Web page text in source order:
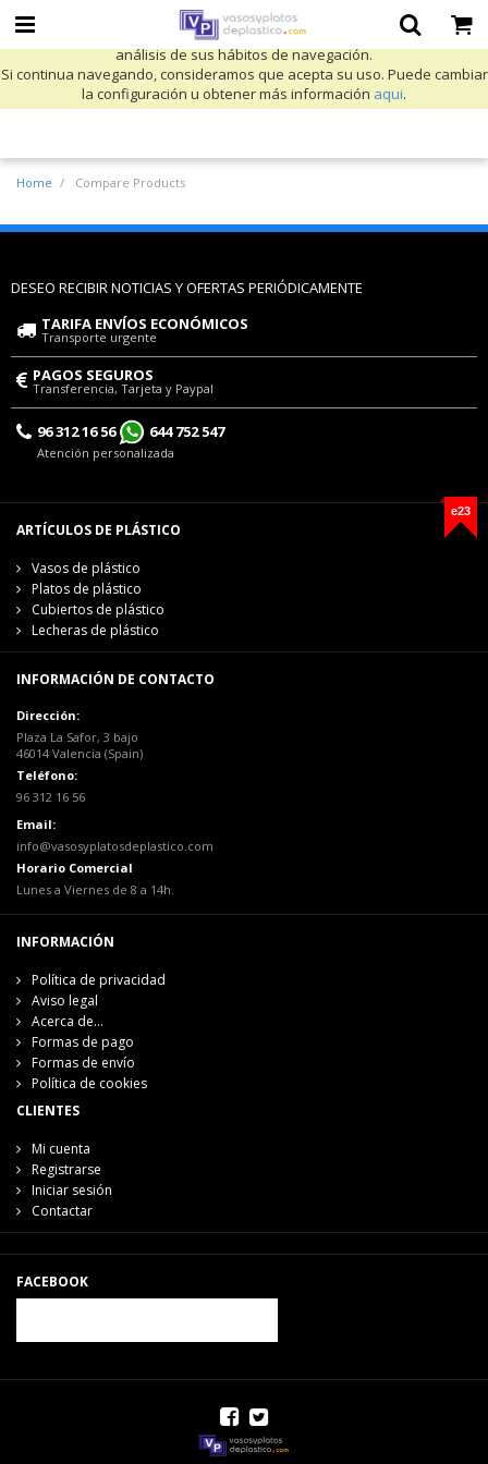
Utilizamos cookies propias y de terceros para mejorar nuestros servicios
y mostrarle publicidad relacionada con sus preferencias mediante el
análisis de sus hábitos de navegación.
Si continua navegando, consideramos que acepta su uso. Puede cambiar
la configuración u obtener más información aqui.
Home Compare Products
DESEO RECIBIR NOTICIAS Y OFERTAS PERIÓDICAMENTE
TARIFA ENVÍOS ECONÓMICOS
Transporte urgente
PAGOS SEGUROS
Transferencia, Tarjeta y Paypal
96 312 16 56 644 752 547
Atención personalizada
e23
ARTÍCULOS DE PLÁSTICO
Vasos de plástico
Platos de plástico
Cubiertos de plástico
Lecheras de plástico
INFORMACIÓN DE CONTACTO
Dirección:
Plaza La Safor, 3 bajo
46014 Valencia (Spain)
Teléfono:
96 312 16 56
Email:
info@vasosyplatosdeplastico.com
Horario Comercial
Lunes a Viernes de 8 a 14h.
INFORMACIÓN
Política de privacidad
Aviso legal
Acerca de...
Formas de pago
Formas de envío
Política de cookies
CLIENTES
Mi cuenta
Registrarse
Iniciar sesión
Contactar
FACEBOOK